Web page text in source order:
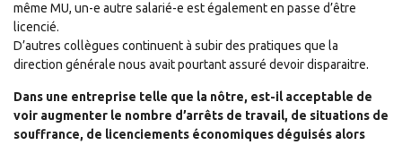
même MU, un-e autre salarié-e est également en passe d’être
licencié.
D’autres collègues continuent à subir des pratiques que la
direction générale nous avait pourtant assuré devoir disparaitre.
Dans une entreprise telle que la nôtre, est-il acceptable de
voir augmenter le nombre d’arrêts de travail, de situations de
souffrance, de licenciements économiques déguisés alors